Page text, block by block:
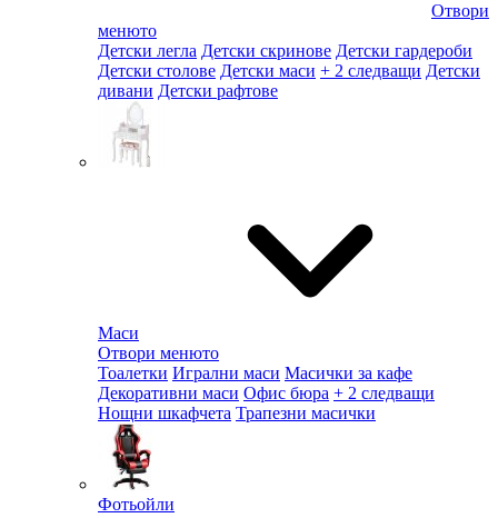
Отвори
менюто
Детски легла Детски скринове Детски гардероби
Детски столове Детски маси + 2 следващи Детски
дивани Детски рафтове
Маси
Отвори менюто
Тоалетки Игрални маси Масички за кафе
Декоративни маси Офис бюра + 2 следващи
Нощни шкафчета Трапезни масички
Фотьойли